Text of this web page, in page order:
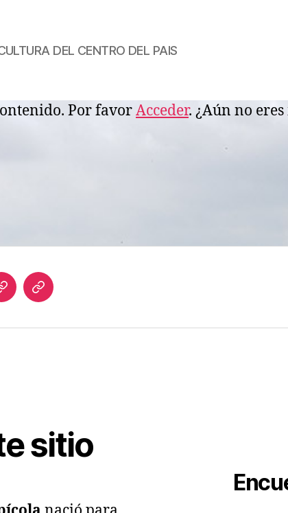
DEL CENTRO DEL PAIS
Por favorAcceder. ¿Aún no
Acceso
Suscriptores
Biblioteca
de
sitio